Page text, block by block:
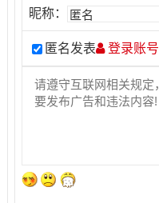
昵称：
匿名发表 登录账号